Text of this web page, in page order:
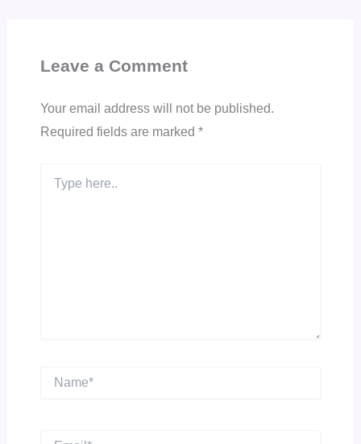
Leave a Comment
Your email address will not be published.
Required fields are marked *
here..
Name*